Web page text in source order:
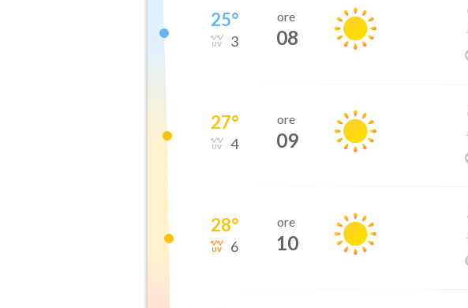
25°
3
ore
08
27°
4
ore
09
28°
6
ore
10